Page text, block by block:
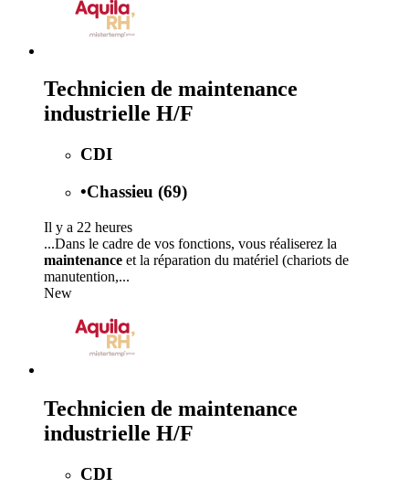
Technicien de maintenance
industrielle H/F
CDI
•Chassieu (69)
Il y a 22 heures
...Dans le cadre de vos fonctions, vous réaliserez la
maintenance et la réparation du matériel (chariots de
manutention,...
New
Technicien de maintenance
industrielle H/F
CDI